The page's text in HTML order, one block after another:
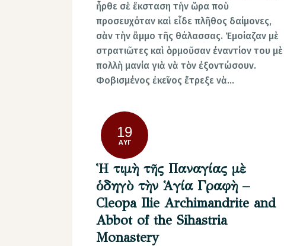
ἦρθε σὲ ἔκσταση τὴν ὥρα ποὺ
προσευχόταν καὶ εἶδε πλῆθος δαίμονες,
σὰν τὴν ἄμμο τῆς θάλασσας. Ἐμοίαζαν μὲ
στρατιῶτες καὶ ὁρμοῦσαν ἐναντίον του μὲ
πολλὴ μανία γιὰ νὰ τὸν ἐξοντώσουν.
Φοβισμένος ἐκεῖνος ἔτρεξε νὰ…
19
ΑΥΓ
Ἡ τιμὴ τῆς Παναγίας μὲ
ὁδηγὸ τὴν Ἁγία Γραφὴ –
Cleopa Ilie Archimandrite and
Abbot of the Sihastria
Monastery